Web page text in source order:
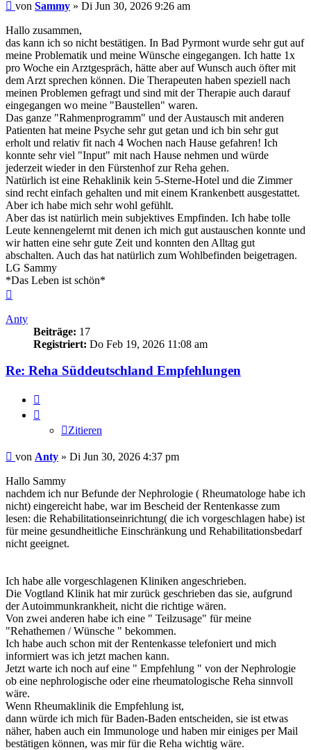
Beitrag
von Sammy » Di Jun 30, 2026 9:26 am
Hallo zusammen,
das kann ich so nicht bestätigen. In Bad Pyrmont wurde sehr gut auf
meine Problematik und meine Wünsche eingegangen. Ich hatte 1x
pro Woche ein Arztgespräch, hätte aber auf Wunsch auch öfter mit
dem Arzt sprechen können. Die Therapeuten haben speziell nach
meinen Problemen gefragt und sind mit der Therapie auch darauf
eingegangen wo meine "Baustellen" waren.
Das ganze "Rahmenprogramm" und der Austausch mit anderen
Patienten hat meine Psyche sehr gut getan und ich bin sehr gut
erholt und relativ fit nach 4 Wochen nach Hause gefahren! Ich
konnte sehr viel "Input" mit nach Hause nehmen und würde
jederzeit wieder in den Fürstenhof zur Reha gehen.
Natürlich ist eine Rehaklinik kein 5-Sterne-Hotel und die Zimmer
sind recht einfach gehalten und mit einem Krankenbett ausgestattet.
Aber ich habe mich sehr wohl gefühlt.
Aber das ist natürlich mein subjektives Empfinden. Ich habe tolle
Leute kennengelernt mit denen ich mich gut austauschen konnte und
wir hatten eine sehr gute Zeit und konnten den Alltag gut
abschalten. Auch das hat natürlich zum Wohlbefinden beigetragen.
LG Sammy
*Das Leben ist schön*
Anty
Beiträge: 17
Registriert: Do Feb 19, 2026 11:08 am
Re: Reha Süddeutschland Empfehlungen
Zitieren
Beitrag
von Anty » Di Jun 30, 2026 4:37 pm
Hallo Sammy
nachdem ich nur Befunde der Nephrologie ( Rheumatologe habe ich
nicht) eingereicht habe, war im Bescheid der Rentenkasse zum
lesen: die Rehabilitationseinrichtung( die ich vorgeschlagen habe) ist
für meine gesundheitliche Einschränkung und Rehabilitationsbedarf
nicht geeignet.
Ich habe alle vorgeschlagenen Kliniken angeschrieben.
Die Vogtland Klinik hat mir zurück geschrieben das sie, aufgrund
der Autoimmunkrankheit, nicht die richtige wären.
Von zwei anderen habe ich eine " Teilzusage" für meine
"Rehathemen / Wünsche " bekommen.
Ich habe auch schon mit der Rentenkasse telefoniert und mich
informiert was ich jetzt machen kann.
Jetzt warte ich noch auf eine " Empfehlung " von der Nephrologie
ob eine nephrologische oder eine rheumatologische Reha sinnvoll
wäre.
Wenn Rheumaklinik die Empfehlung ist,
dann würde ich mich für Baden-Baden entscheiden, sie ist etwas
näher, haben auch ein Immunologe und haben mir einiges per Mail
bestätigen können, was mir für die Reha wichtig wäre.